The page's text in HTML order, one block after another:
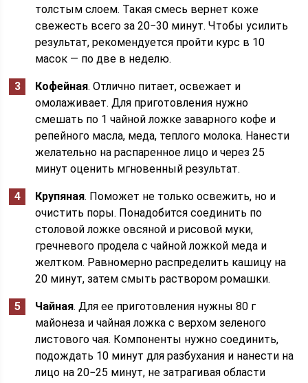
толстым слоем. Такая смесь вернет коже
свежесть всего за 20−30 минут. Чтобы усилить
результат, рекомендуется пройти курс в 10
масок — по две в неделю.
Кофейная. Отлично питает, освежает и
омолаживает. Для приготовления нужно
смешать по 1 чайной ложке заварного кофе и
репейного масла, меда, теплого молока. Нанести
желательно на распаренное лицо и через 25
минут оценить мгновенный результат.
Крупяная. Поможет не только освежить, но и
очистить поры. Понадобится соединить по
столовой ложке овсяной и рисовой муки,
гречневого продела с чайной ложкой меда и
желтком. Равномерно распределить кашицу на
20 минут, затем смыть раствором ромашки.
Чайная. Для ее приготовления нужны 80 г
майонеза и чайная ложка с верхом зеленого
листового чая. Компоненты нужно соединить,
подождать 10 минут для разбухания и нанести на
лицо на 20−25 минут, не затрагивая области